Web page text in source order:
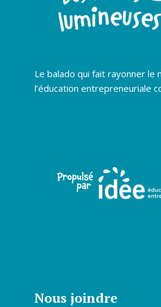
Le balado qui fait rayonner le
l’éducation entrepreneuriale
Nous joindre